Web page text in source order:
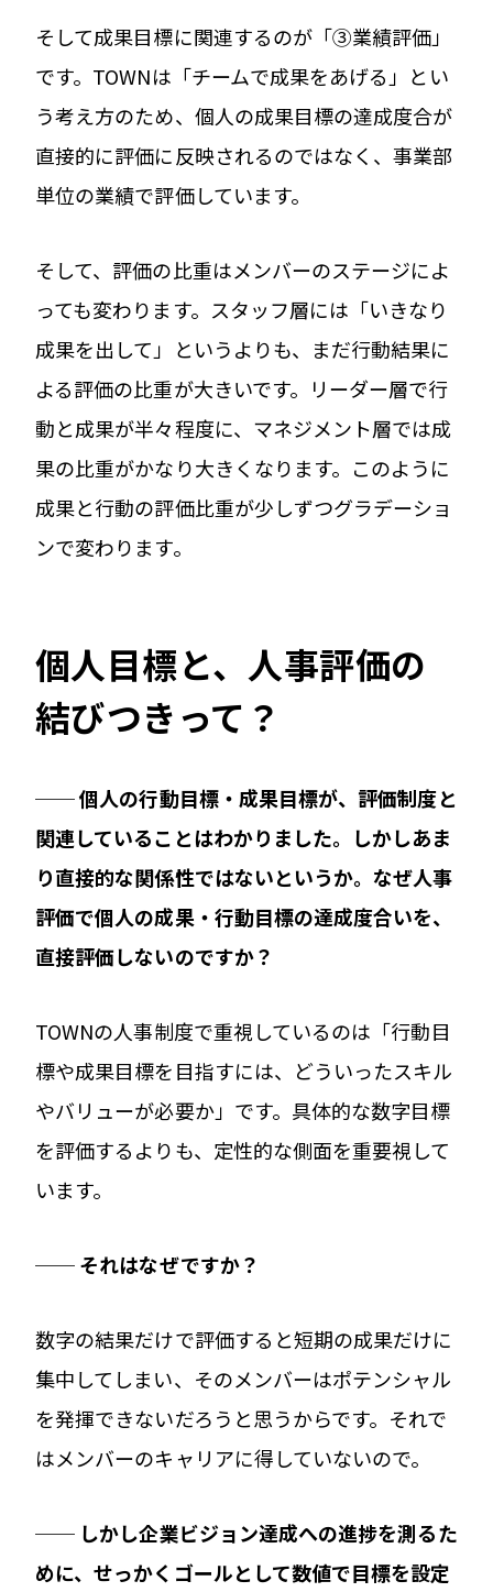
そして成果目標に関連するのが「③業績評価」
です。TOWNは「チームで成果をあげる」とい
う考え方のため、個人の成果目標の達成度合が
直接的に評価に反映されるのではなく、事業部
単位の業績で評価しています。
そして、評価の比重はメンバーのステージによ
っても変わります。スタッフ層には「いきなり
成果を出して」というよりも、まだ行動結果に
よる評価の比重が大きいです。リーダー層で行
動と成果が半々程度に、マネジメント層では成
果の比重がかなり大きくなります。このように
成果と行動の評価比重が少しずつグラデーショ
ンで変わります。
個人目標と、人事評価の
結びつきって？
── 個人の行動目標・成果目標が、評価制度と
関連していることはわかりました。しかしあま
り直接的な関係性ではないというか。なぜ人事
評価で個人の成果・行動目標の達成度合いを、
直接評価しないのですか？
TOWNの人事制度で重視しているのは「行動目
標や成果目標を目指すには、どういったスキル
やバリューが必要か」です。具体的な数字目標
を評価するよりも、定性的な側面を重要視して
います。
── それはなぜですか？
数字の結果だけで評価すると短期の成果だけに
集中してしまい、そのメンバーはポテンシャル
を発揮できないだろうと思うからです。それで
はメンバーのキャリアに得していないので。
── しかし企業ビジョン達成への進捗を測るた
めに、せっかくゴールとして数値で目標を設定